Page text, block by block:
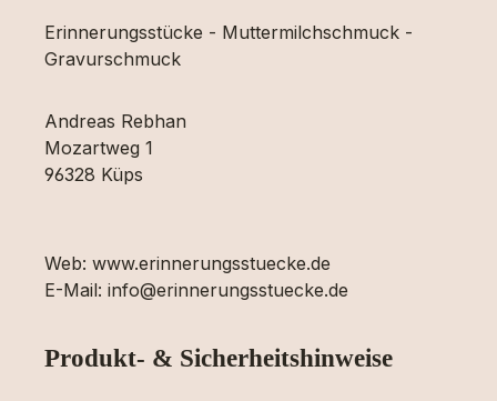
Erinnerungsstücke - Muttermilchschmuck -
Gravurschmuck
Andreas Rebhan
Mozartweg 1
96328 Küps
Web: www.erinnerungsstuecke.de
E-Mail: info@erinnerungsstuecke.de
Produkt- & Sicherheitshinweise